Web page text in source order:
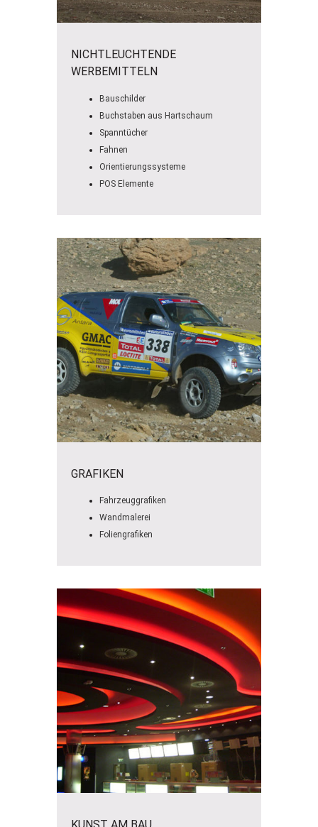
NICHTLEUCHTENDE
WERBEMITTELN
Bauschilder
Buchstaben aus Hartschaum
Spanntücher
Fahnen
Orientierungssysteme
POS Elemente
GRAFIKEN
Fahrzeuggrafiken
Wandmalerei
Foliengrafiken